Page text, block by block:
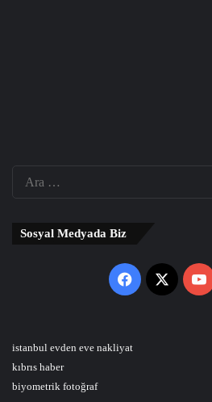
Sosyal Medyada Biz
Facebook
X
istanbul evden eve nakliyat
kıbrıs haber
biyometrik fotoğraf